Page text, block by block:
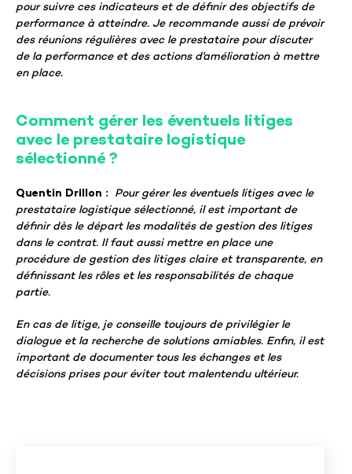
pour suivre ces indicateurs et de définir des objectifs de
performance à atteindre. Je recommande aussi de prévoir
des réunions régulières avec le prestataire pour discuter
de la performance et des actions d'amélioration à mettre
en place.
Comment gérer les éventuels litiges
avec le prestataire logistique
sélectionné ?
Quentin Drillon : Pour gérer les éventuels litiges avec le
prestataire logistique sélectionné, il est important de
définir dès le départ les modalités de gestion des litiges
dans le contrat. Il faut aussi mettre en place une
procédure de gestion des litiges claire et transparente, en
définissant les rôles et les responsabilités de chaque
partie.
En cas de litige, je conseille toujours de privilégier le
dialogue et la recherche de solutions amiables. Enfin, il est
important de documenter tous les échanges et les
décisions prises pour éviter tout malentendu ultérieur.